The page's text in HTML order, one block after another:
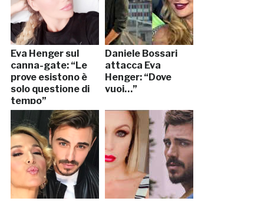
Eva Henger sul
canna-gate: “Le
prove esistono è
solo questione di
tempo”
Daniele Bossari
attacca Eva
Henger: “Dove
vuoi…”